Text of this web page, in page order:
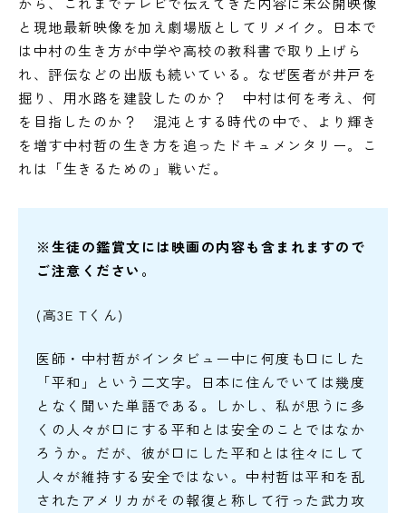
と現地最新映像を加え劇場版としてリメイク。日本で
は中村の生き方が中学や高校の教科書で取り上げら
れ、評伝などの出版も続いている。なぜ医者が井戸を
掘り、用水路を建設したのか？ 中村は何を考え、何
を目指したのか？ 混沌とする時代の中で、より輝き
を増す中村哲の生き方を追ったドキュメンタリー。こ
れは「生きるための」戦いだ。
※生徒の鑑賞文には映画の内容も含まれますので
ご注意ください。
(高3E Tくん)
医師・中村哲がインタビュー中に何度も口にした
「平和」という二文字。日本に住んでいては幾度
となく聞いた単語である。しかし、私が思うに多
くの人々が口にする平和とは安全のことではなか
ろうか。だが、彼が口にした平和とは往々にして
人々が維持する安全ではない。中村哲は平和を乱
されたアメリカがその報復と称して行った武力攻